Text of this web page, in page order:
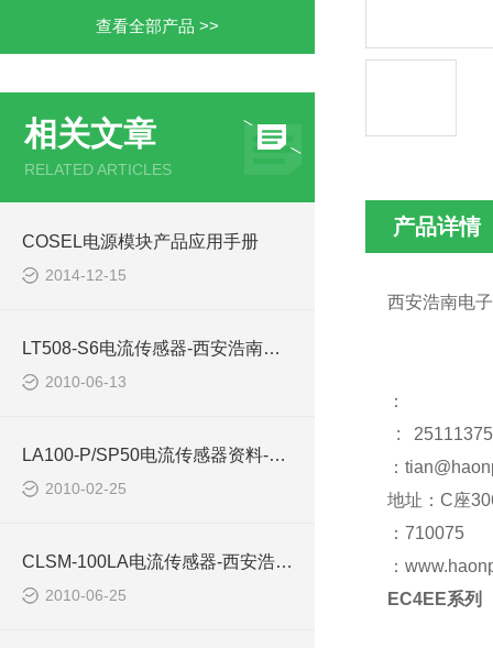
查看全部产品 >>
相关文章
RELATED ARTICLES
COSEL电源模块产品应用手册
2014-12-15
LT508-S6电流传感器-西安浩南电子科技
2010-06-13
LA100-P/SP50电流传感器资料-西安浩南电子科技有限公司
2010-02-25
CLSM-100LA电流传感器-西安浩南电子商
2010-06-25
产品详情
西安浩南电
：
:
：
地址：C座
：710075
：
EC4EE系列